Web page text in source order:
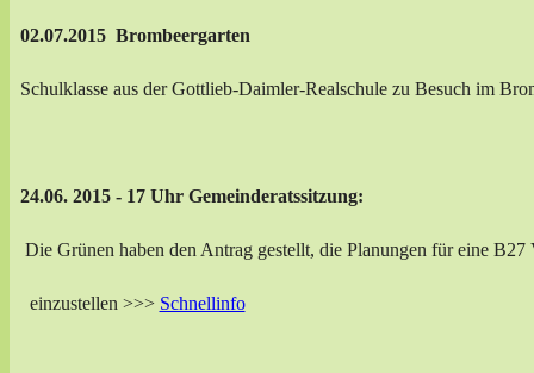
02.07.2015 Brombeergarten
Schulklasse aus der Gottlieb-Daimler-Realschule zu Besuch im
24.06. 2015 - 17 Uhr Gemeinderatssitzung:
Die Grünen haben den Antrag gestellt, die Planungen für eine
einzustellen >>> Schnellinfo